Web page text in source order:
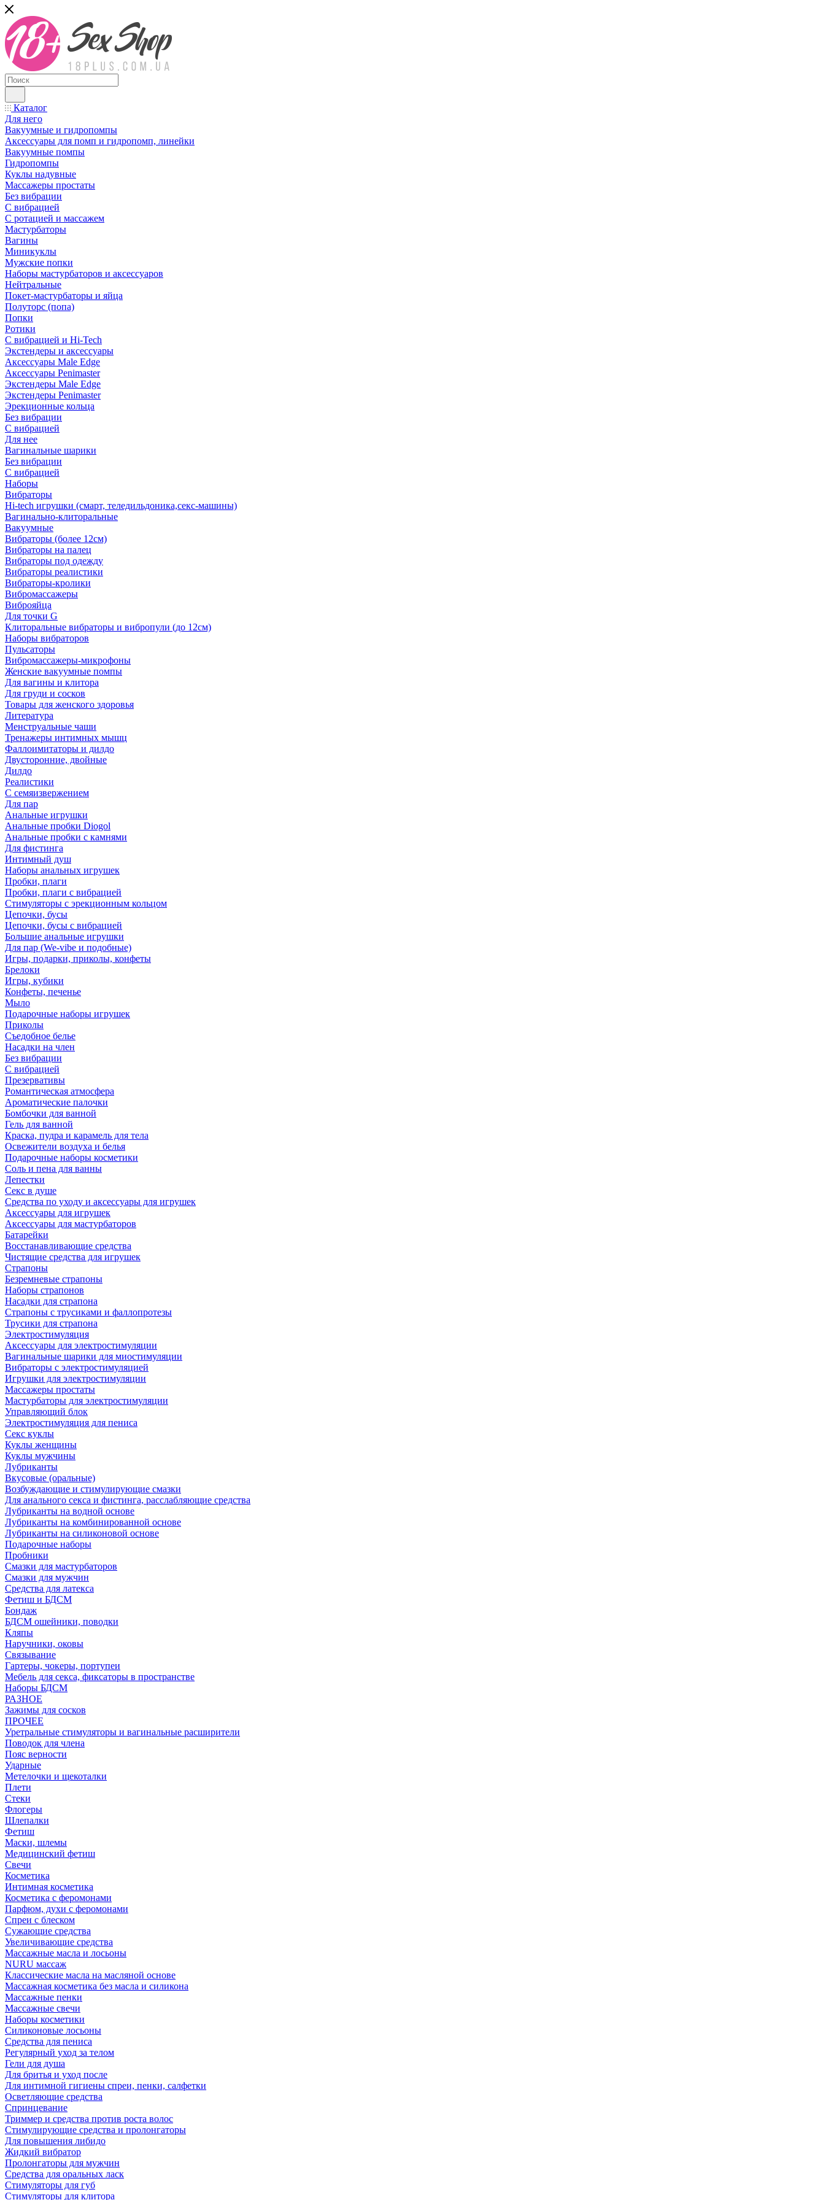
Каталог
Для него
Вакуумные и гидропомпы
Аксессуары для помп и гидропомп, линейки
Вакуумные помпы
Гидропомпы
Куклы надувные
Массажеры простаты
Без вибрации
С вибрацией
С ротацией и массажем
Мастурбаторы
Вагины
Миникуклы
Мужские попки
Наборы мастурбаторов и аксессуаров
Нейтральные
Покет-мастурбаторы и яйца
Полуторс (попа)
Попки
Ротики
С вибрацией и Hi-Tech
Экстендеры и аксессуары
Аксессуары Male Edge
Аксессуары Penimaster
Экстендеры Male Edge
Экстендеры Penimaster
Эрекционные кольца
Без вибрации
С вибрацией
Для нее
Вагинальные шарики
Без вибрации
С вибрацией
Наборы
Вибраторы
Hi-tech игрушки (смарт, теледильдоника,секс-машины)
Вагинально-клиторальные
Вакуумные
Вибраторы (более 12см)
Вибраторы на палец
Вибраторы под одежду
Вибраторы реалистики
Вибраторы-кролики
Вибромассажеры
Виброяйца
Для точки G
Клиторальные вибраторы и вибропули (до 12см)
Наборы вибраторов
Пульсаторы
Вибромассажеры-микрофоны
Женские вакуумные помпы
Для вагины и клитора
Для груди и сосков
Товары для женского здоровья
Литература
Менструальные чаши
Тренажеры интимных мышц
Фаллоимитаторы и дилдо
Двусторонние, двойные
Дилдо
Реалистики
С семяизвержением
Для пар
Анальные игрушки
Анальные пробки Diogol
Анальные пробки с камнями
Для фистинга
Интимный душ
Наборы анальных игрушек
Пробки, плаги
Пробки, плаги с вибрацией
Стимуляторы с эрекционным кольцом
Цепочки, бусы
Цепочки, бусы с вибрацией
Большие анальные игрушки
Для пар (We-vibe и подобные)
Игры, подарки, приколы, конфеты
Брелоки
Игры, кубики
Конфеты, печенье
Мыло
Подарочные наборы игрушек
Приколы
Съедобное белье
Насадки на член
Без вибрации
С вибрацией
Презервативы
Романтическая атмосфера
Ароматические палочки
Бомбочки для ванной
Гель для ванной
Краска, пудра и карамель для тела
Освежители воздуха и белья
Подарочные наборы косметики
Соль и пена для ванны
Лепестки
Секс в душе
Средства по уходу и аксессуары для игрушек
Аксессуары для игрушек
Аксессуары для мастурбаторов
Батарейки
Восстанавливающие средства
Чистящие средства для игрушек
Страпоны
Безремневые страпоны
Наборы страпонов
Насадки для страпона
Страпоны с трусиками и фаллопротезы
Трусики для страпона
Электростимуляция
Аксессуары для электростимуляции
Вагинальные шарики для миостимуляции
Вибраторы с электростимуляцией
Игрушки для электростимуляции
Массажеры простаты
Мастурбаторы для электростимуляции
Управляющий блок
Электростимуляция для пениса
Секс куклы
Куклы женщины
Куклы мужчины
Лубриканты
Вкусовые (оральные)
Возбуждающие и стимулирующие смазки
Для анального секса и фистинга, расслабляющие средства
Лубриканты на водной основе
Лубриканты на комбинированной основе
Лубриканты на силиконовой основе
Подарочные наборы
Пробники
Смазки для мастурбаторов
Смазки для мужчин
Средства для латекса
Фетиш и БДСМ
Бондаж
БДСМ ошейники, поводки
Кляпы
Наручники, оковы
Связывание
Гартеры, чокеры, портупеи
Мебель для секса, фиксаторы в пространстве
Наборы БДСМ
РАЗНОЕ
Зажимы для сосков
ПРОЧЕЕ
Уретральные стимуляторы и вагинальные расширители
Поводок для члена
Пояс верности
Ударные
Метелочки и щекоталки
Плети
Стеки
Флогеры
Шлепалки
Фетиш
Маски, шлемы
Медицинский фетиш
Свечи
Косметика
Интимная косметика
Косметика с феромонами
Парфюм, духи с феромонами
Спреи с блеском
Сужающие средства
Увеличивающие средства
Массажные масла и лосьоны
NURU массаж
Классические масла на масляной основе
Массажная косметика без масла и силикона
Массажные пенки
Массажные свечи
Наборы косметики
Силиконовые лосьоны
Средства для пениса
Регулярный уход за телом
Гели для душа
Для бритья и уход после
Для интимной гигиены спреи, пенки, салфетки
Осветляющие средства
Спринцевание
Триммер и средства против роста волос
Стимулирующие средства и пролонгаторы
Для повышения либидо
Жидкий вибратор
Пролонгаторы для мужчин
Средства для оральных ласк
Стимуляторы для губ
Стимуляторы для клитора